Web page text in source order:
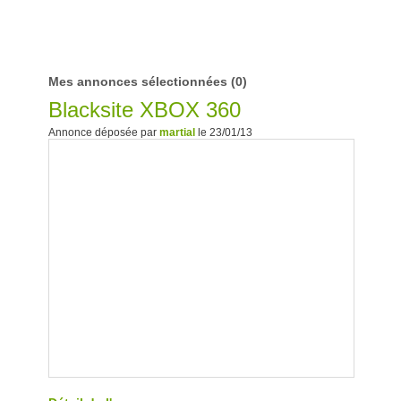
Mes annonces sélectionnées (0)
Blacksite XBOX 360
Annonce déposée par martial le 23/01/13